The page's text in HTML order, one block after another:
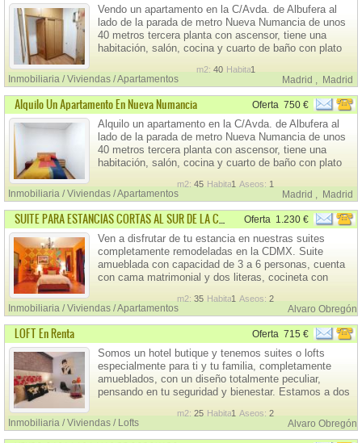
Vendo un apartamento en la C/Avda. de Albufera al
lado de la parada de metro Nueva Numancia de unos
40 metros tercera planta con ascensor, tiene una
habitación, salón, cocina y cuarto de baño con plato
calor. Precio 190.000,00€. LLamar de 10 Horas a 13
Horas al telefono 659-305-881. Juan.
Inmobiliaria / Viviendas / Apartamentos Madrid , Madrid
m2: 40 Habitaciones:
1
Alquilo Un Apartamento En Nueva Numancia Oferta 750 €
Alquilo un apartamento en la C/Avda. de Albufera al
lado de la parada de metro Nueva Numancia de unos
40 metros tercera planta con ascensor, tiene una
habitación, salón, cocina y cuarto de baño con plato
calor. Precio 750,00€. LLamar de 10 Horas a 13
Horas al telefono 659-305-881. Juan.
Inmobiliaria / Viviendas / Apartamentos Madrid , Madrid
m2: 45 Habitaciones:
1 Aseos: 1
SUITE PARA ESTANCIAS CORTAS AL SUR DE LA CDMX Oferta 1.230 €
Ven a disfrutar de tu estancia en nuestras suites
completamente remodeladas en la CDMX. Suite
amueblada con capacidad de 3 a 6 personas, cuenta
con cama matrimonial y dos literas, cocineta con
vajilla, 2 baños individuales, balcón, y servicios de
agua, gas, luz, tv abierta e internet.
Inmobiliaria / Viviendas / Apartamentos Alvaro Obregón
m2: 35 Habitaciones:
1 Aseos: 2
LOFT En Renta Oferta 715 €
Somos un hotel butique y tenemos suites o lofts
especialmente para ti y tu familia, completamente
amueblados, con un diseño totalmente peculiar,
pensando en tu seguridad y bienestar. Estamos a dos
Capacidad para 1 y hasta para 6 personas.
Inmobiliaria / Viviendas / Lofts Alvaro Obregón
m2: 25 Habitaciones:
1 Aseos: 2